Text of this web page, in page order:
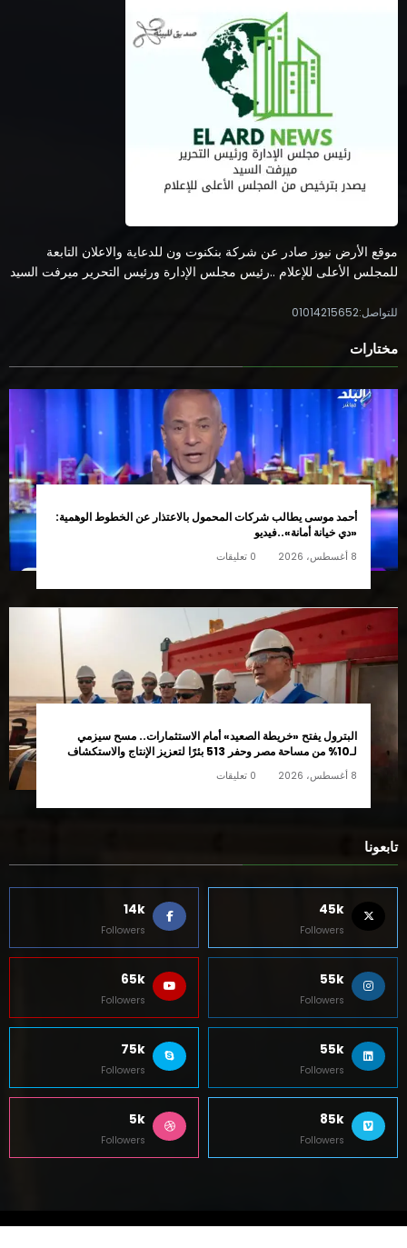
موقع الأرض نيوز صادر عن شركة بنكنوت ون للدعاية والاعلان التابعة
للمجلس الأعلى للإعلام ..رئيس مجلس الإدارة ورئيس التحرير ميرفت السيد
للتواصل:01014215652
مختارات
أحمد موسى يطالب شركات المحمول بالاعتذار عن الخطوط الوهمية:
«دي خيانة أمانة»..فيديو
8 أغسطس، 2026 0 تعليقات
البترول يفتح «خريطة الصعيد» أمام الاستثمارات.. مسح سيزمي
لـ10% من مساحة مصر وحفر 513 بئرًا لتعزيز الإنتاج والاستكشاف
8 أغسطس، 2026 0 تعليقات
تابعونا
45k
Followers
14k
Followers
55k
Followers
65k
Followers
55k
Followers
75k
Followers
85k
Followers
5k
Followers